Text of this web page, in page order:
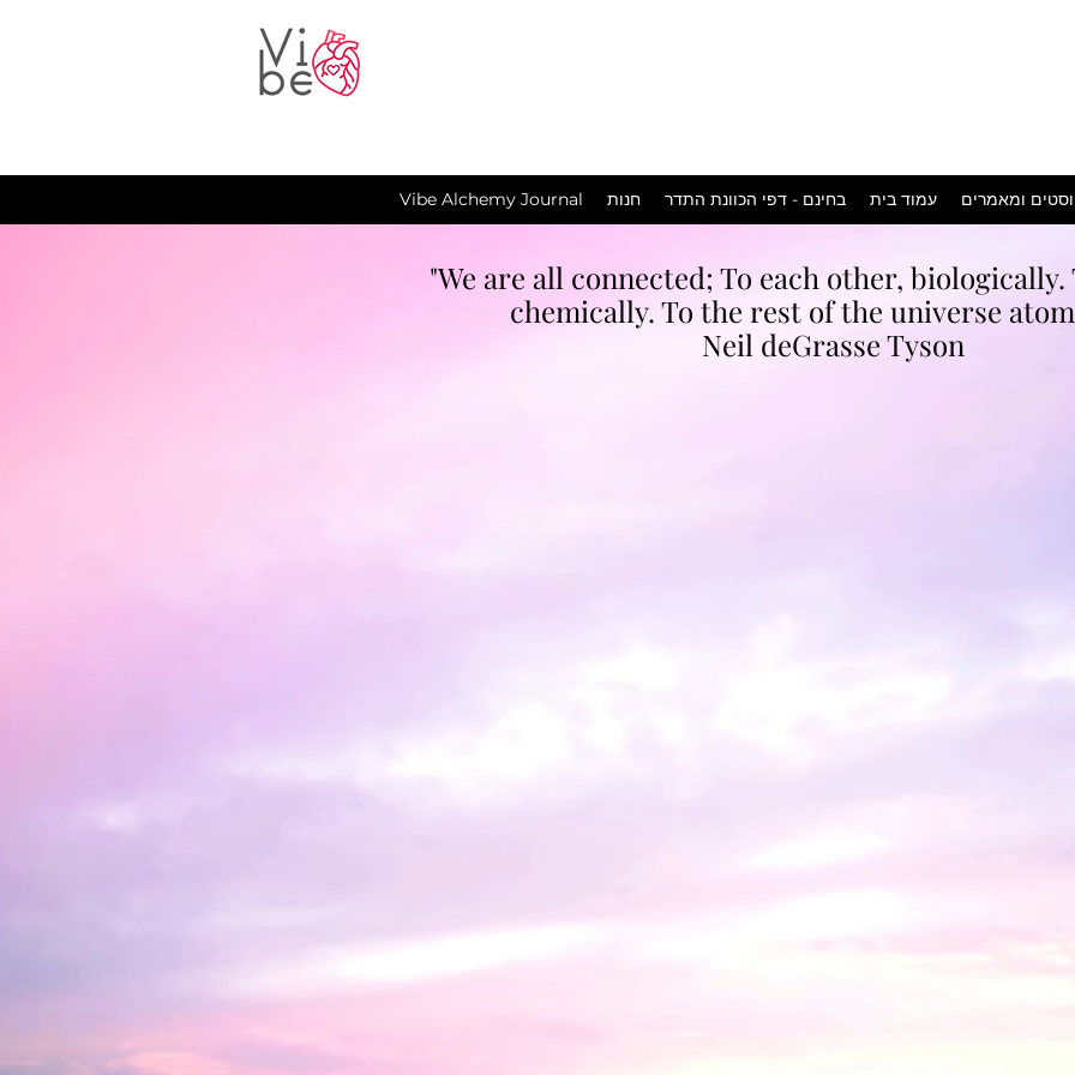
Vibe Alchemy Journal חנות בחינם - דפי הכוונת התדר עמוד בית ומאמרים
"We are all connected; To each other,
chemically. To the rest of the universe
Neil deGrasse Tyson